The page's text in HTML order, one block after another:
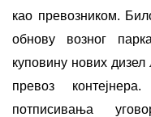
као превозником.
обнову возног
куповину нових дизел
превоз
потписивања